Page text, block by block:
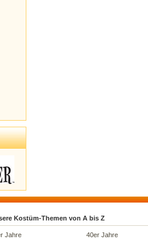
Kostüm-Themen von A bis Z
Jahre
40er Jahre